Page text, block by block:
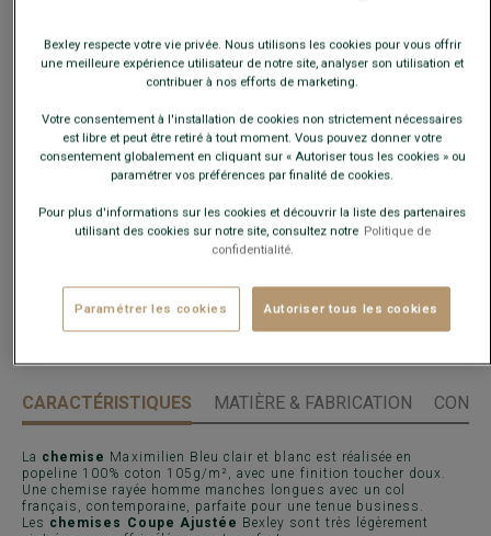
Guide des tailles
Quelle est ma taille ?
+ AJOUTER AU PANIER
Voir la disponibilité en magasin
(commandez avant 14h)
30 jours pour changer d'avis !
CARACTÉRISTIQUES MATIÈRE & FABRICATION
La chemise Maximilien Bleu clair et blanc est réalisée en
popeline 100% coton 105g/m², avec une finition toucher doux.
Une chemise rayée homme manches longues avec un col
français, contemporaine, parfaite pour une tenue business.
Les chemises Coupe Ajustée Bexley sont très légèrement
Bexley respecte votre vie privée. Nous utilisons les cookies pour vous offrir
une meilleure expérience utilisateur de notre site, analyser son utilisation et
contribuer à nos efforts de marketing.
Votre consentement à l'installation de cookies non strictement nécessaires
est libre et peut être retiré à tout moment. Vous pouvez donner votre
consentement globalement en cliquant sur « Autoriser tous les cookies » ou
paramétrer vos préférences par finalité de cookies.
Pour plus d'informations sur les cookies et découvrir la liste des partenaires
utilisant des cookies sur notre site, consultez notre Politique de
confidentialité.
Paramétrer les cookies Autoriser tous les cookies